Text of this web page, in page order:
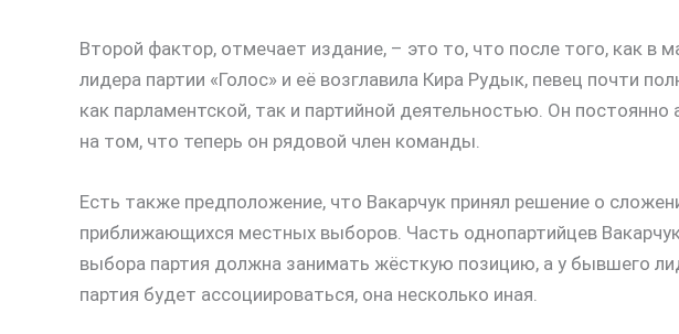
Второй фактор, отмечает издание, – это то, что после того, как в
лидера партии «Голос» и её возглавила Кира Рудык, певец почти
как парламентской, так и партийной деятельностью. Он постоянно
на том, что теперь он рядовой член команды.
Есть также предположение, что Вакарчук принял решение о
приближающихся местных выборов. Часть однопартийцев
выбора партия должна занимать жёсткую позицию, а у бывшего
партия будет ассоциироваться, она несколько иная.